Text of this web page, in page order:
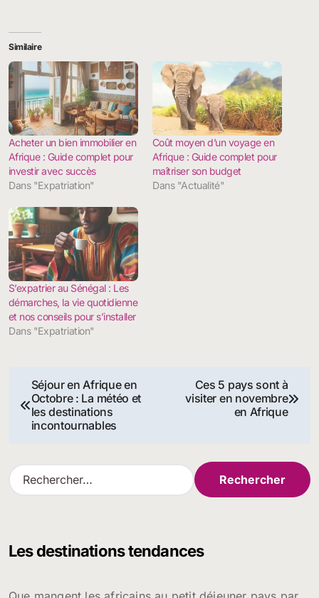
Similaire
Acheter un bien immobilier en
Afrique : Guide complet pour
investir avec succès
Dans "Expatriation"
Coût moyen d’un voyage en
Afrique : Guide complet pour
maîtriser son budget
Dans "Actualité"
S’expatrier au Sénégal : Les
démarches, la vie quotidienne
et nos conseils pour s’installer
Dans "Expatriation"
Navigation
de
Séjour en Afrique en
Octobre : La météo et
les destinations
incontournables
Ces 5 pays sont à
visiter en novembre
en Afrique
R
e
rLes destinations tendances